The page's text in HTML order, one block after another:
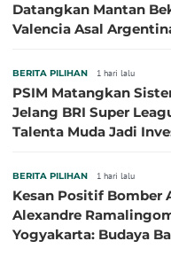
Datangkan Mantan
Valencia Asal Argentina, Kevin
BERITA PILIHAN 1 hari lalu
PSIM Matangkan
Jelang BRI Super
Talenta Muda Jadi
BERITA PILIHAN 1 hari lalu
Kesan Positif Bomber
Alexandre
Yogyakarta: Budaya